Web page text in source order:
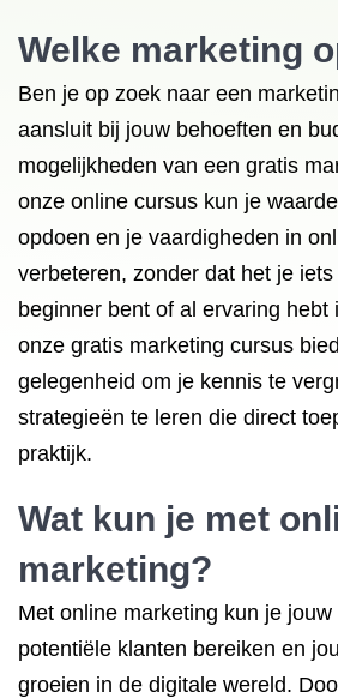
Welke marketing
Ben je op zoek naar een
aansluit bij jouw behoeften en
mogelijkheden van een gratis
onze online cursus kun je
opdoen en je vaardigheden in
verbeteren, zonder dat het je
beginner bent of al ervaring hebt
onze gratis marketing cursus
gelegenheid om je kennis te
strategieën te leren die direct
praktijk.
Wat kun je met
marketing?
Met online marketing kun je
potentiële klanten bereiken en
groeien in de digitale wereld.